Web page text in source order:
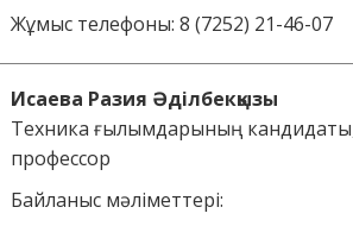
Жұмыс телефоны: 8 (7252) 21-46-07
Исаева Разия Әділбекқызы
Техника ғылымдарының
профессор
Байланыс мәліметтері: